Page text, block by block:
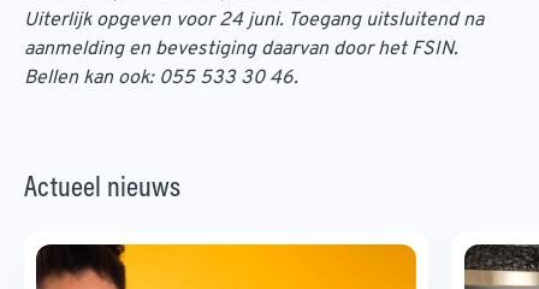
Uiterlijk opgeven voor 24 juni. Toegang uitsluitend na
aanmelding en bevestiging daarvan door het FSIN.
Bellen kan ook: 055 533 30 46.
Actueel nieuws